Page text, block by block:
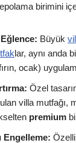
birimini
Büyük
lar, aynı anda
ocak)
Özel
villa mutfağı,
premium
Engelleme: